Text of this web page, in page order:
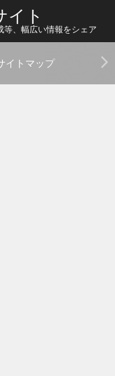
イト
等、幅広い情報をシェア
イトマップ